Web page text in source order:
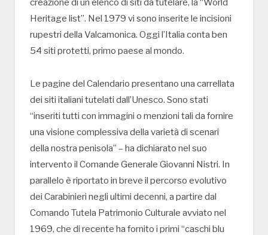
creazione di un elenco di siti da tutelare, la “World
Heritage list”. Nel 1979 vi sono inserite le incisioni
rupestri della Valcamonica. Oggi l’Italia conta ben
54 siti protetti, primo paese al mondo.
Le pagine del Calendario presentano una carrellata
dei siti italiani tutelati dall’Unesco. Sono stati
“inseriti tutti con immagini o menzioni tali da fornire
una visione complessiva della varietà di scenari
della nostra penisola” – ha dichiarato nel suo
intervento il Comande Generale Giovanni Nistri. In
parallelo è riportato in breve il percorso evolutivo
dei Carabinieri negli ultimi decenni, a partire dal
Comando Tutela Patrimonio Culturale avviato nel
1969, che di recente ha fornito i primi “caschi blu